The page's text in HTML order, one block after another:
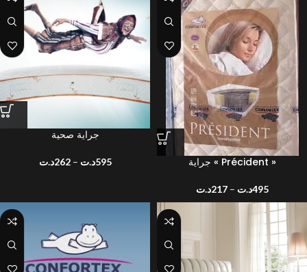
جراية صحية
262د.ت – 595د.ت جراية « Précident »
217د.ت – 495د.ت